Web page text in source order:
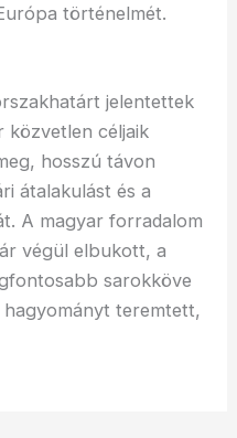
történelmét.
jelentettek
közvetlen céljaik
hosszú távon
átalakulást és a
A magyar forradalom
végül elbukott, a
sarokköve
teremtett,